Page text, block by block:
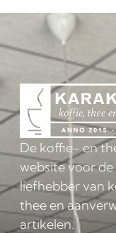
De koffie- en
website voor
liefhebber van
thee en
artikelen.